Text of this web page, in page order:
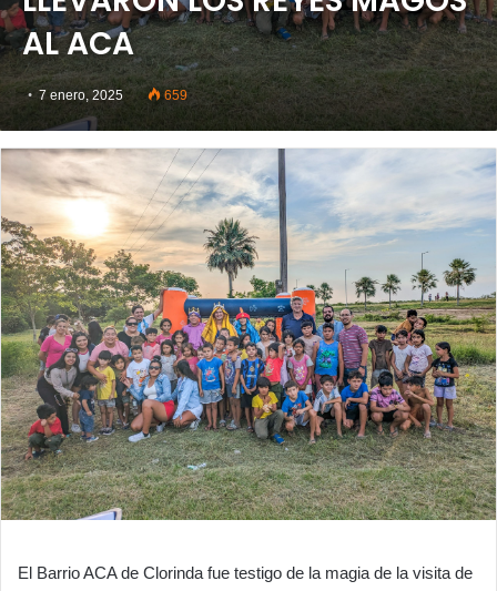
AL ACA
7 enero, 2025 659
El Barrio ACA de Clorinda fue testigo de la magia de la visita de